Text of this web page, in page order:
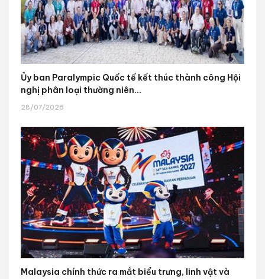
Ủy ban Paralympic Quốc tế kết thúc thành công Hội
nghị phân loại thường niên...
28/07/2026
Malaysia chính thức ra mắt biểu trưng, linh vật và